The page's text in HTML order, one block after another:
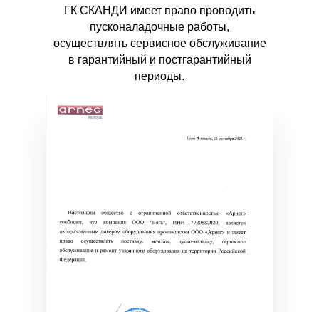
ГК СКАНДИ имеет право проводить
пусконаладочные работы,
осуществлять сервисное обслуживание
в гарантийный и постгарантийный
периоды.